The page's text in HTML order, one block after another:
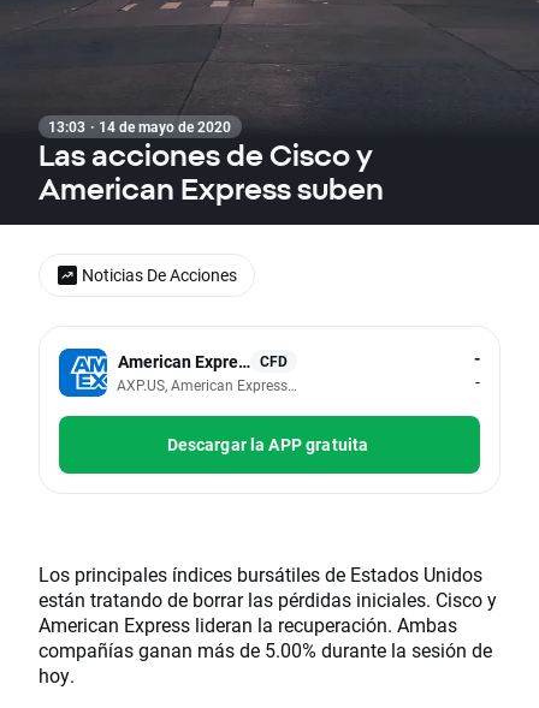
13:03 · 14 de mayo de 2020
Las acciones de Cisco y
American Express suben
American Express CFD
AXP.US, American Express Co
-
-
Descargar la APP gratuita
Los principales índices bursátiles de Estados Unidos
están tratando de borrar las pérdidas iniciales. Cisco y
American Express lideran la recuperación. Ambas
compañías ganan más de 5.00% durante la sesión de
hoy.
Noticias De Acciones